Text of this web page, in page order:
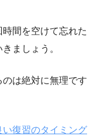
間を空けて忘れた
ましょう。
は絶対に無理です
復習のタイミング